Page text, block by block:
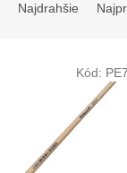
Najdrahšie
Kód: